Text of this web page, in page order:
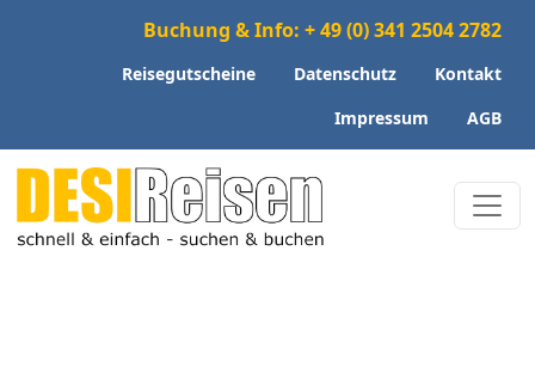
Buchung & Info: + 49 (0) 341 2504 2782
Reisegutscheine Datenschutz
Kontakt
Impressum
AGB